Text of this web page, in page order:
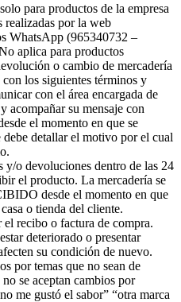
para productos de la empresa
por la web
WhatsApp (965340732 –
aplica para productos
o cambio de mercadería
con los siguientes términos y
con el área encargada de
acompañar su mensaje con
el momento en que se
debe detallar el motivo por el cual
y/o devoluciones dentro de las 24
el producto. La mercadería se
desde el momento en que
o tienda del cliente.
el recibo o factura de compra.
deteriorado o presentar
su condición de nuevo.
por temas que no sean de
se aceptan cambios por
me gustó el sabor” “otra marca